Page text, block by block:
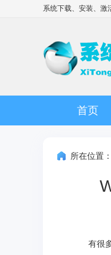
系统下载、安装、激
首页
所在位置：
有很多